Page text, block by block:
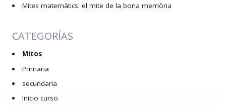
Mites matemàtics: el mite de la bona memòria
CATEGORÍAS
Mitos
Primaria
secundaria
Inicio curso